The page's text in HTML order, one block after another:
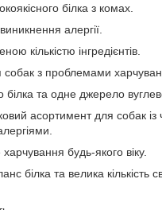
білка з комах.
алергії.
кількістю інгредієнтів.
собак з проблемами
та одне джерело
асортимент для собак із
харчування будь-якого віку.
білка та велика кількість